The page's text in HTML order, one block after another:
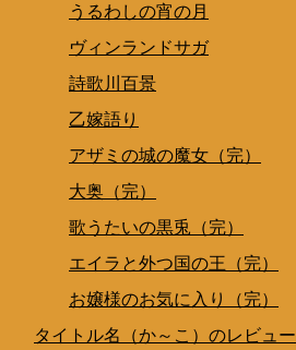
うるわしの宵の月
ヴィンランドサガ
詩歌川百景
乙嫁語り
アザミの城の魔女（完）
大奥（完）
歌うたいの黒兎（完）
エイラと外つ国の王（完）
お嬢様のお気に入り（完）
タイトル名（か～こ）のレビュー